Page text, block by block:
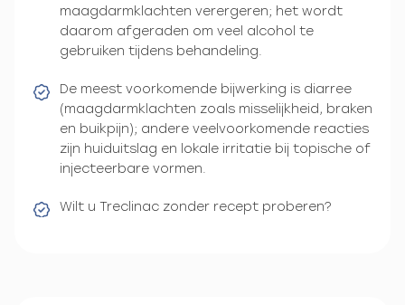
maagdarmklachten verergeren; het wordt
daarom afgeraden om veel alcohol te
gebruiken tijdens behandeling.
De meest voorkomende bijwerking is diarree
(maagdarmklachten zoals misselijkheid, braken
en buikpijn); andere veelvoorkomende reacties
zijn huiduitslag en lokale irritatie bij topische of
injecteerbare vormen.
Wilt u Treclinac zonder recept proberen?